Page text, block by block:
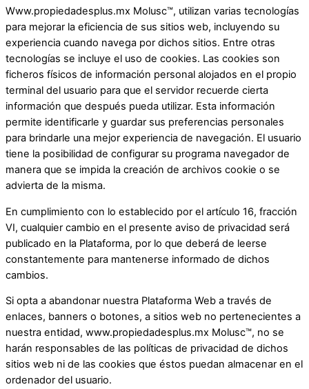
Www.propiedadesplus.mx Molusc™, utilizan varias tecnologías
para mejorar la eficiencia de sus sitios web, incluyendo su
experiencia cuando navega por dichos sitios. Entre otras
tecnologías se incluye el uso de cookies. Las cookies son
ficheros físicos de información personal alojados en el propio
terminal del usuario para que el servidor recuerde cierta
información que después pueda utilizar. Esta información
permite identificarle y guardar sus preferencias personales
para brindarle una mejor experiencia de navegación. El usuario
tiene la posibilidad de configurar su programa navegador de
manera que se impida la creación de archivos cookie o se
advierta de la misma.
En cumplimiento con lo establecido por el artículo 16, fracción
VI, cualquier cambio en el presente aviso de privacidad será
publicado en la Plataforma, por lo que deberá de leerse
constantemente para mantenerse informado de dichos
cambios.
Si opta a abandonar nuestra Plataforma Web a través de
enlaces, banners o botones, a sitios web no pertenecientes a
nuestra entidad, www.propiedadesplus.mx Molusc™, no se
harán responsables de las políticas de privacidad de dichos
sitios web ni de las cookies que éstos puedan almacenar en el
ordenador del usuario.